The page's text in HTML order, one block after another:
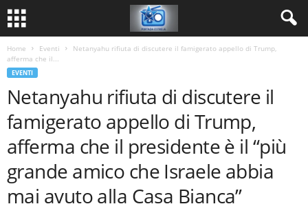
Home Eventi
Netanyahu rifiuta di discutere il famigerato appello di Trump,
afferma che il...
EVENTI
Netanyahu rifiuta di discutere il
famigerato appello di Trump,
afferma che il presidente è il “più
grande amico che Israele abbia
mai avuto alla Casa Bianca”